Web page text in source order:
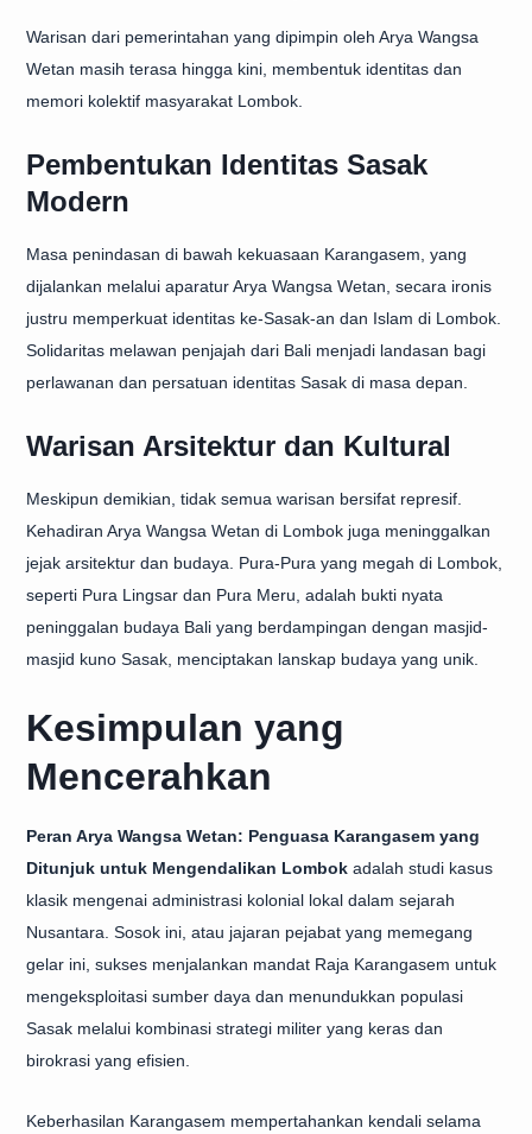
Warisan dari pemerintahan yang dipimpin oleh Arya Wangsa
Wetan masih terasa hingga kini, membentuk identitas dan
memori kolektif masyarakat Lombok.
Pembentukan Identitas Sasak
Modern
Masa penindasan di bawah kekuasaan Karangasem, yang
dijalankan melalui aparatur Arya Wangsa Wetan, secara ironis
justru memperkuat identitas ke-Sasak-an dan Islam di Lombok.
Solidaritas melawan penjajah dari Bali menjadi landasan bagi
perlawanan dan persatuan identitas Sasak di masa depan.
Warisan Arsitektur dan Kultural
Meskipun demikian, tidak semua warisan bersifat represif.
Kehadiran Arya Wangsa Wetan di Lombok juga meninggalkan
jejak arsitektur dan budaya. Pura-Pura yang megah di Lombok,
seperti Pura Lingsar dan Pura Meru, adalah bukti nyata
peninggalan budaya Bali yang berdampingan dengan masjid-
masjid kuno Sasak, menciptakan lanskap budaya yang unik.
Kesimpulan yang
Mencerahkan
Peran Arya Wangsa Wetan: Penguasa Karangasem yang
Ditunjuk untuk Mengendalikan Lombok adalah studi kasus
klasik mengenai administrasi kolonial lokal dalam sejarah
Nusantara. Sosok ini, atau jajaran pejabat yang memegang
gelar ini, sukses menjalankan mandat Raja Karangasem untuk
mengeksploitasi sumber daya dan menundukkan populasi
Sasak melalui kombinasi strategi militer yang keras dan
birokrasi yang efisien.
Keberhasilan Karangasem mempertahankan kendali selama